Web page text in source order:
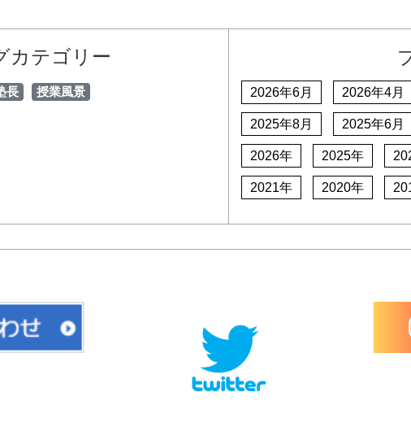
カテゴリー
長 授業風景 2026年6月 2026年4月
2025年8月 2025年6月
2026年 2025年
2021年 2020年